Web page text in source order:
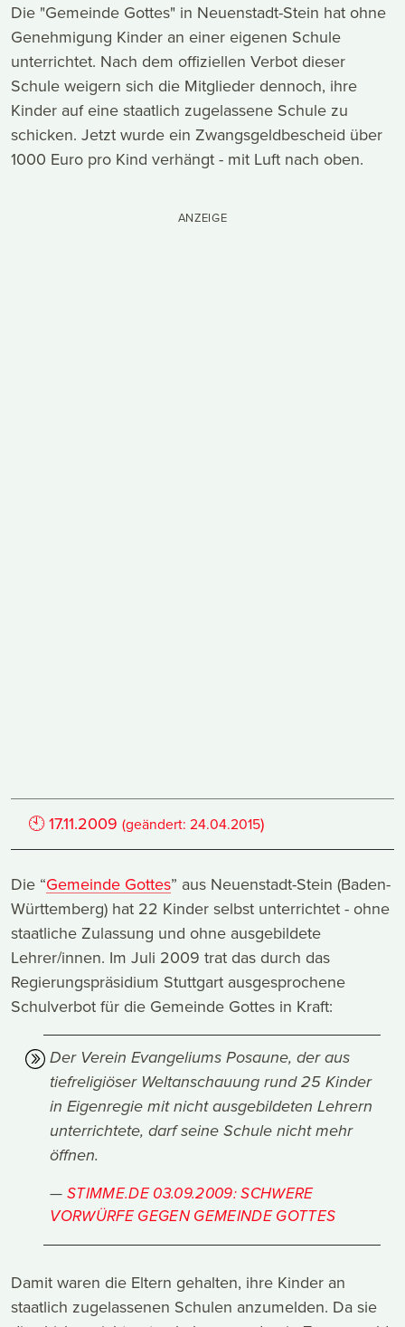
Die "Gemeinde Gottes" in Neuenstadt-Stein hat ohne
Genehmigung Kinder an einer eigenen Schule
unterrichtet. Nach dem offiziellen Verbot dieser
Schule weigern sich die Mitglieder dennoch, ihre
Kinder auf eine staatlich zugelassene Schule zu
schicken. Jetzt wurde ein Zwangsgeldbescheid über
1000 Euro pro Kind verhängt - mit Luft nach oben.
ANZEIGE
🕙17.11.2009 (geändert:24.04.2015)
Die “Gemeinde Gottes” aus Neuenstadt-Stein (Baden-
Württemberg) hat 22 Kinder selbst unterrichtet - ohne
staatliche Zulassung und ohne ausgebildete
Lehrer/innen. Im Juli 2009 trat das durch das
Regierungspräsidium Stuttgart ausgesprochene
Schulverbot für die Gemeinde Gottes in Kraft:
Der Verein Evangeliums Posaune, der aus
tiefreligiöser Weltanschauung rund 25 Kinder
in Eigenregie mit nicht ausgebildeten Lehrern
unterrichtete, darf seine Schule nicht mehr
öffnen.
STIMME.DE 03.09.2009: SCHWERE
VORWÜRFE GEGEN GEMEINDE GOTTES
Damit waren die Eltern gehalten, ihre Kinder an
staatlich zugelassenen Schulen anzumelden. Da sie